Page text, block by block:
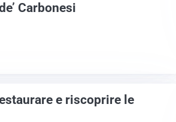
Carbonesi
e riscoprire le